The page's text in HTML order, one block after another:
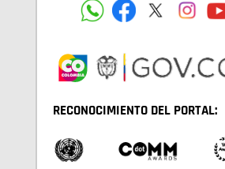
RECONOCIMIENTO DEL PORTAL: